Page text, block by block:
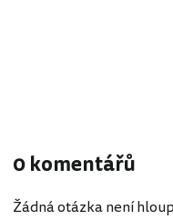
0 komentářů
Žádná otázka není